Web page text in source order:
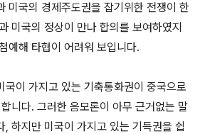
미국의 경제주도권을 잡기위한 전쟁이 한
미국의 정상이 만나 합의를 보여하였지
예해 타협이 어려워 보입니다.
국이 가지고 있는 기축통화권이 중국으로
니다. 그러한 음모론이 아무 근거없는 말
, 하지만 미국이 가지고 있는 기득권을 쉽